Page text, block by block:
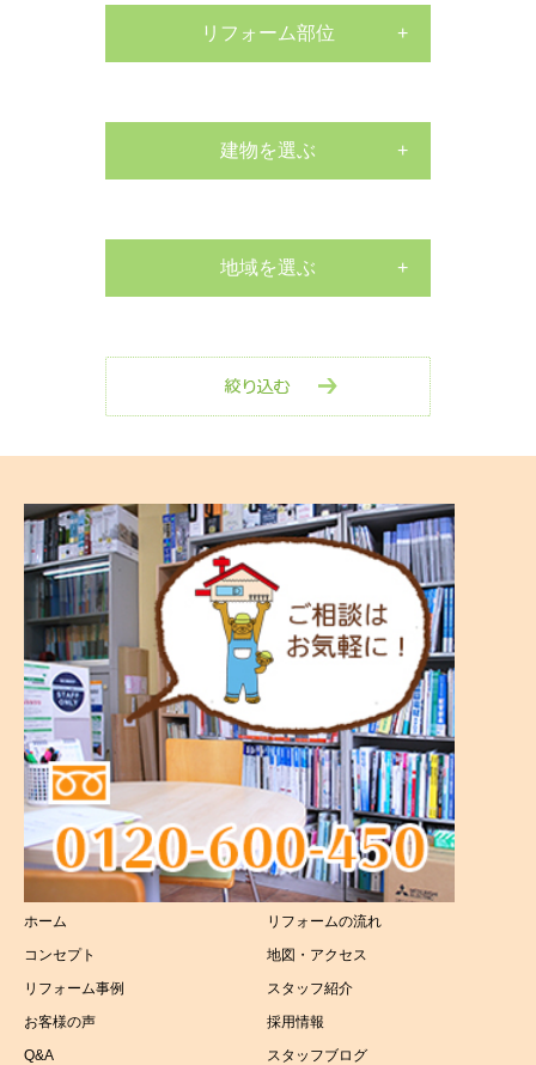
リフォーム部位
水栓交換工事
室内リフォーム
玄関リフォーム
防水工事
外壁塗装工事
屋根リフォーム
キッチンリフォーム
浴室リフォーム
トイレリフォーム
洗面所リフォーム
太陽光リフォーム
建物を選ぶ
マンション地域を選ぶ
保土ヶ谷区
戸塚区
港南区
磯子区
その他
ホーム
コンセプト
リフォーム事例
お客様の声
Q&A
リフォームの流れ
地図・アクセス
スタッフ紹介
採用情報
スタッフブログ